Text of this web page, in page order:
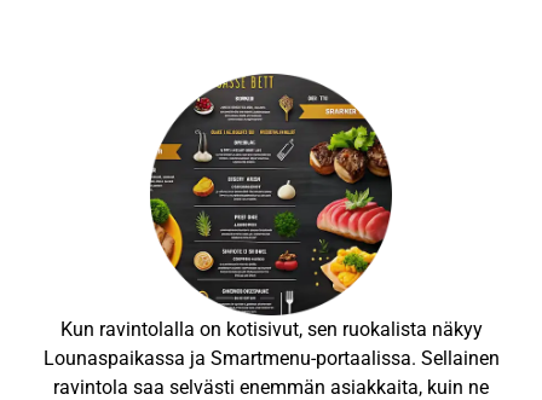
Kun ravintolalla on kotisivut, sen ruokalista näkyy
Lounaspaikassa ja Smartmenu-portaalissa. Sellainen
ravintola saa selvästi enemmän asiakkaita, kuin ne